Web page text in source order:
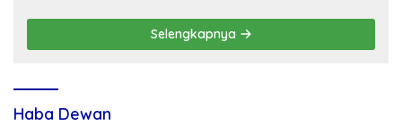
Selengkapnya
Haba Dewan